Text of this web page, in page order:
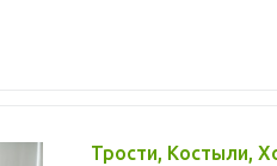
Трости, Костыли,